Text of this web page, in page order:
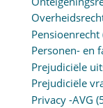
Pensioenrecht
Personen- en
Prejudiciële
Prejudiciële
Privacy -AVG